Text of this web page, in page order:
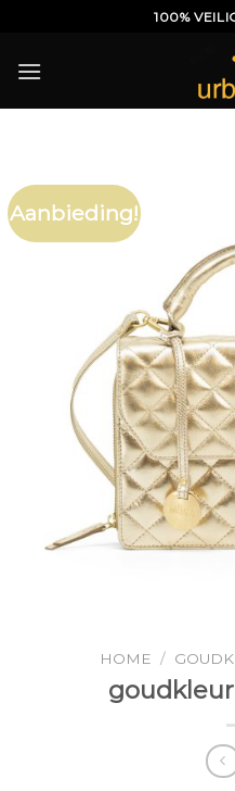
inhoud
100%
Aanbieding!
HOME /